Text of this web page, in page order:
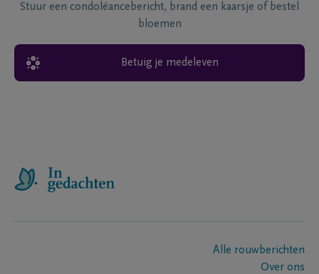
Stuur een condoléancebericht, brand een kaarsje of bestel
bloemen
Betuig je medeleven
Alle rouwberichten
Over ons